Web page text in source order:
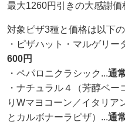
最大1260円引きの大感謝価
対象ピザ3種と価格は以下の
・ピザハット・マルゲリー
600円
・ペパロニクラシック...通
・ナチュラル４（芳醇ベ
りWマヨコーン／イタリア
とカルボナーラピザ）...通